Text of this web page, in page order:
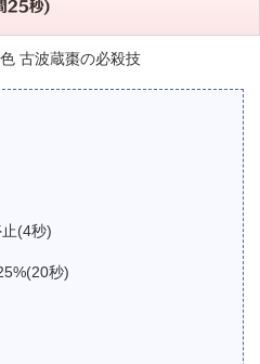
古波蔵棗の必殺技
(4秒)
秒)